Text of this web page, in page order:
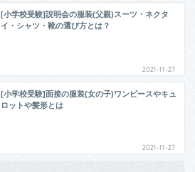
[小学校受験]説明会の服装(父親)スーツ・ネクタ
イ・シャツ・靴の選び方とは？
2021-11-27
[小学校受験]面接の服装(女の子)ワンピースやキュ
ロットや髪形とは
2021-11-27